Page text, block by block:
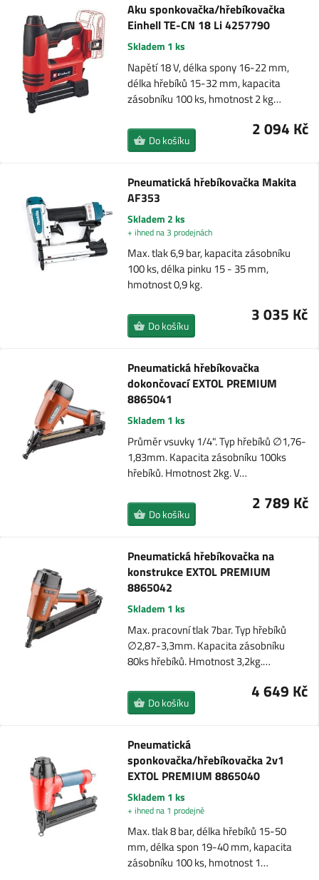
Aku sponkovačka/hřebíkovačka
Einhell TE-CN 18 Li 4257790
Skladem 1 ks
Napětí 18 V, délka spony 16-22 mm,
délka hřebíků 15-32 mm, kapacita
zásobníku 100 ks, hmotnost 2 kg…
2 094 Kč
Do košíku
Pneumatická hřebíkovačka Makita
AF353
Skladem 2 ks
+ ihned na 3 prodejnách
Max. tlak 6,9 bar, kapacita zásobníku
100 ks, délka pinku 15 - 35 mm,
hmotnost 0,9 kg.
3 035 Kč
Do košíku
Pneumatická hřebíkovačka
dokončovací EXTOL PREMIUM
8865041
Skladem 1 ks
Průměr vsuvky 1/4". Typ hřebíků ∅1,76-
1,83mm. Kapacita zásobníku 100ks
hřebíků. Hmotnost 2kg. V…
2 789 Kč
Do košíku
Pneumatická hřebíkovačka na
konstrukce EXTOL PREMIUM
8865042
Skladem 1 ks
Max. pracovní tlak 7bar. Typ hřebíků
∅2,87-3,3mm. Kapacita zásobníku
80ks hřebíků. Hmotnost 3,2kg.…
4 649 Kč
Do košíku
Pneumatická
sponkovačka/hřebíkovačka 2v1
EXTOL PREMIUM 8865040
Skladem 1 ks
+ ihned na 1 prodejně
Max. tlak 8 bar, délka hřebíků 15-50
mm, délka spon 19-40 mm, kapacita
zásobníku 100 ks, hmotnost 1…